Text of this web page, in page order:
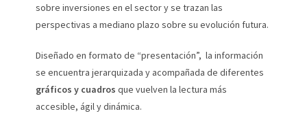
sobre inversiones en el sector y se trazan las
perspectivas a mediano plazo sobre su evolución futura.
Diseñado en formato de “presentación”, la información
se encuentra jerarquizada y acompañada de diferentes
gráficos y cuadros que vuelven la lectura más
accesible, ágil y dinámica.